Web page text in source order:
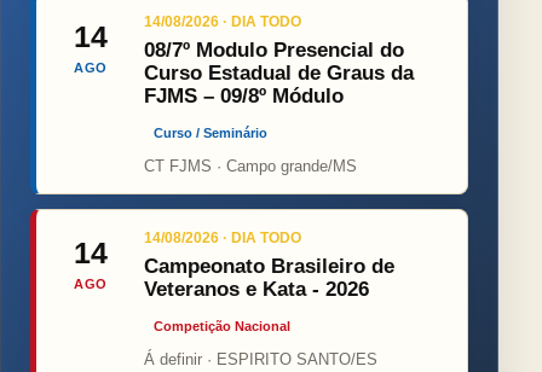
14
AGO
14/08/2026 · DIA TODO
08/7º Modulo Presencial do
Curso Estadual de Graus da
FJMS – 09/8º Módulo
Curso / Seminário
CT FJMS · Campo grande/MS
14
AGO
14/08/2026 · DIA TODO
Campeonato Brasileiro de
Veteranos e Kata - 2026
Competição Nacional
Á definir · ESPIRITO SANTO/ES